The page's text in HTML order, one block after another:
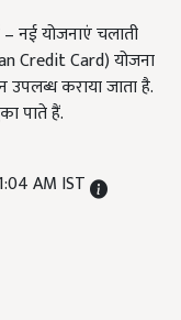
नई योजनाएं चलाती
Credit Card) योजना
कराया जाता है.
पाते हैं.
AM IST